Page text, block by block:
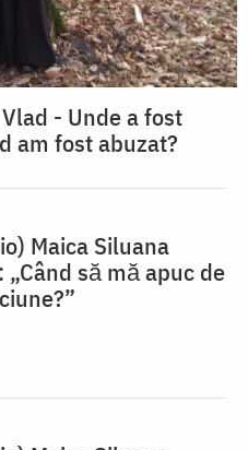
- Unde a fost
am fost abuzat?
Maica Siluana
„Când să mă apuc de